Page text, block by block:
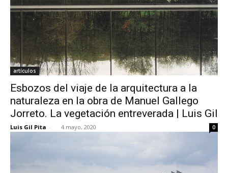
artículos
Esbozos del viaje de la arquitectura a la
naturaleza en la obra de Manuel Gallego
Jorreto. La vegetación entreverada | Luis Gil
Luis Gil Pita - 4 mayo, 2020 0